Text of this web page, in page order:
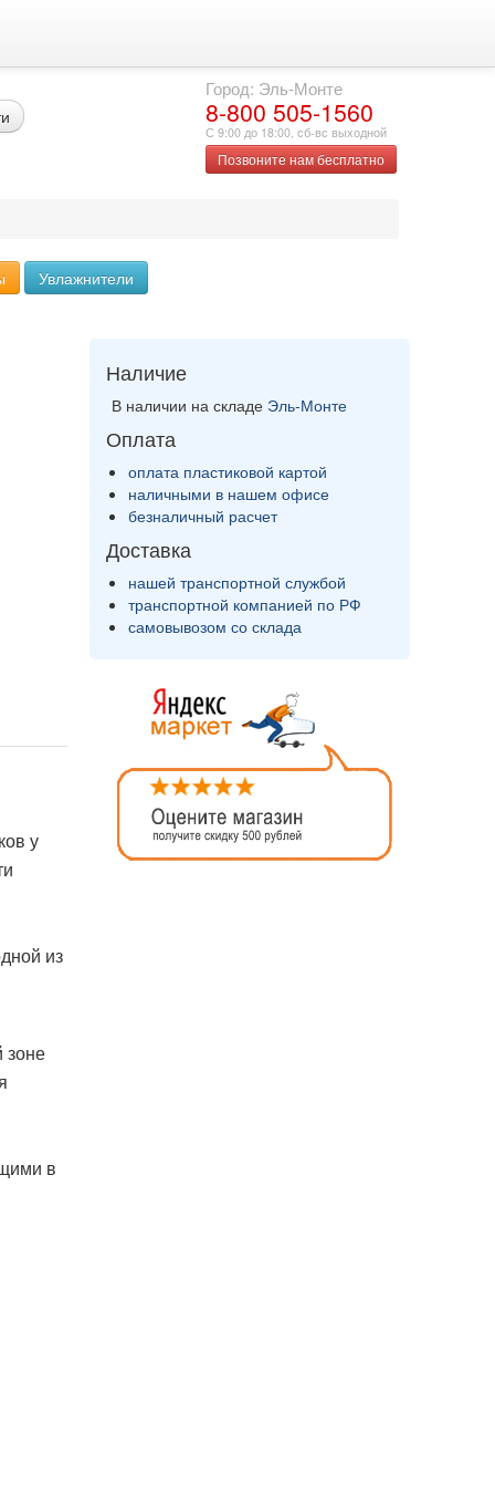
Город: Эль-Монте
8-800 505-1560
С 9:00 до 18:00, сб-вс выходной
Позвоните нам бесплатно
Увлажнители
у
из
зоне
в
Наличие
В наличии на складе Эль-Монте
Оплата
оплата пластиковой картой
наличными в нашем офисе
безналичный расчет
Доставка
нашей транспортной службой
транспортной компанией по РФ
самовывозом со склада